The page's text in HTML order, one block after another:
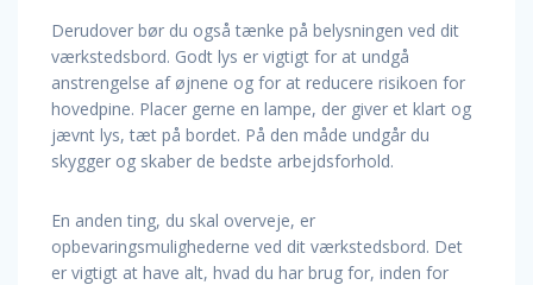
Derudover bør du også tænke på belysningen ved dit
værkstedsbord. Godt lys er vigtigt for at undgå
anstrengelse af øjnene og for at reducere risikoen for
hovedpine. Placer gerne en lampe, der giver et klart og
jævnt lys, tæt på bordet. På den måde undgår du
skygger og skaber de bedste arbejdsforhold.
En anden ting, du skal overveje, er
opbevaringsmulighederne ved dit værkstedsbord. Det
er vigtigt at have alt, hvad du har brug for, inden for